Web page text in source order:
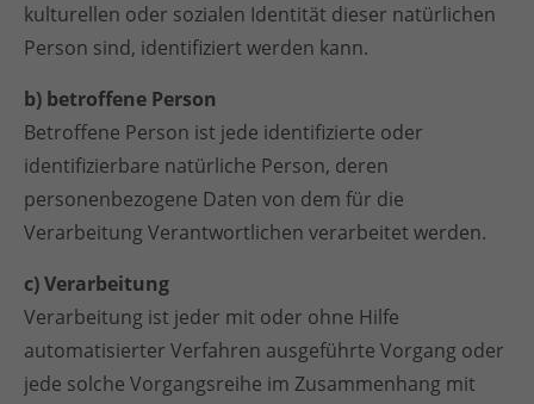
kulturellen oder sozialen Identität dieser natürlichen
Person sind, identifiziert werden kann.
b) betroffene Person
Betroffene Person ist jede identifizierte oder
identifizierbare natürliche Person, deren
personenbezogene Daten von dem für die
Verarbeitung Verantwortlichen verarbeitet werden.
c) Verarbeitung
Verarbeitung ist jeder mit oder ohne Hilfe
automatisierter Verfahren ausgeführte Vorgang oder
jede solche Vorgangsreihe im Zusammenhang mit